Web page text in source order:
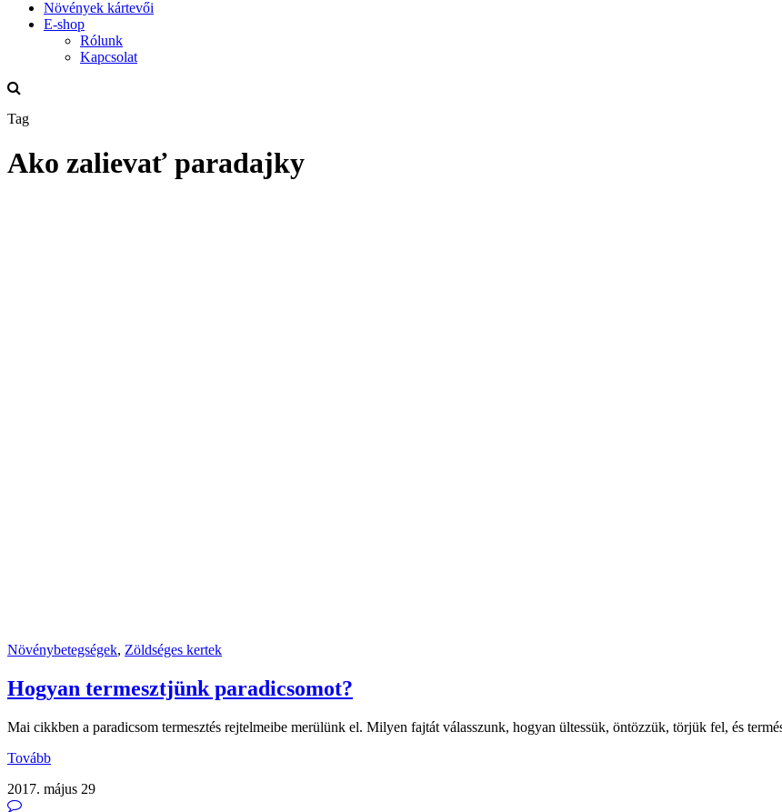
Növények kártevői
E-shop
Rólunk
Kapcsolat
Tag
Ako zalievať paradajky
Növénybetegségek, Zöldséges kertek
Hogyan termesztjünk paradicsomot?
Mai cikkben a paradicsom termesztés rejtelmeibe merülünk el. Milyen fajtát válasszunk, hogyan ültessük, öntözzük, törjük fel, és
Tovább
2017. május 29